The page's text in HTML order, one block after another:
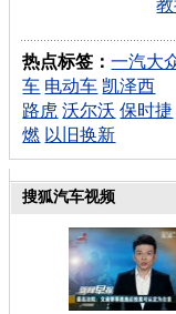
热点标签：一汽大
车 电动车 凯泽西
路虎 沃尔沃 保时捷
燃 以旧换新
搜狐汽车视频